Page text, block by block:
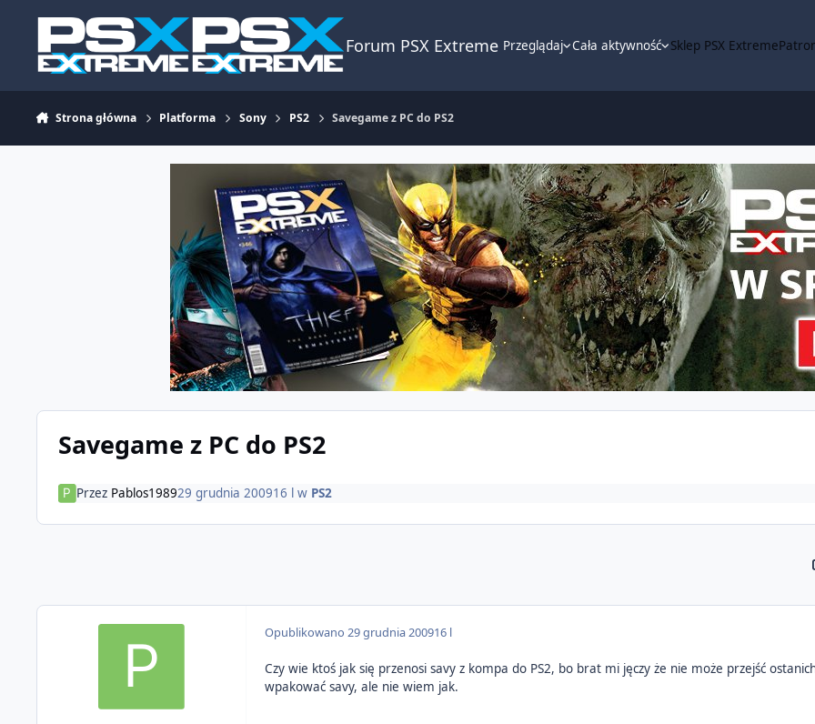
Forum PSX Extreme Przeglądaj Cała aktywność Sklep PSX Extreme
Strona główna Platforma Sony PS2 Savegame z PC do PS2
Savegame z PC do PS2
Przez Pablos198929 grudnia 200916 lw PS2
Opublikowano29 grudnia 200916 l
Czy wie ktoś jak się przenosi savy z kompa do PS2, bo brat mi jęczy że nie może przejść
wpakować savy, ale nie wiem jak.